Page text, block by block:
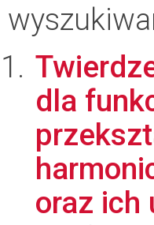
dla
oraz ich